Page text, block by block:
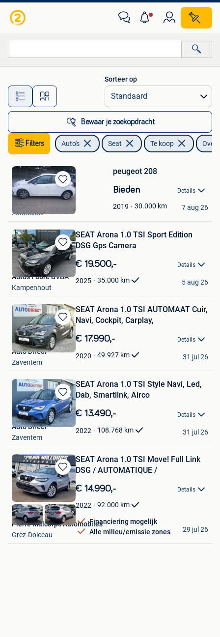
Alle afstanden…
Sorteer op
Bewaar je zoekopdracht
Filters Auto's Seat Te koop
Bewaren
in
Favorieten
peugeot 208
Bieden Details
2019 30.000 km
salvin en sarah
Zoutleeuw
7 aug 26
Bewaren
in
Mijn
Favorieten
SEAT Arona 1.0 TSI Sport Edition
DSG Gps Camera
€ 19.500,- Details
2025 35.000 km
Auto's Fabre BVBA
Kampenhout
5 aug 26
Bewaren
in
Mijn
Favorieten
SEAT Arona 1.0 TSI AUTOMAAT Cuir,
Navi, Cockpit, Carplay,
€ 17.990,- Details
2020 49.927 km
Auto Direct
Zaventem
31 jul 26
Bewaren
in
Mijn
Favorieten
SEAT Arona 1.0 TSI Style Navi, Led,
Dab, Smartlink, Airco
€ 13.490,- Details
2022 108.768 km
Auto Direct
Zaventem
31 jul 26
Bewaren
in
Mijn
Favorieten
SEAT Arona 1.0 TSI Move! Full Link
DSG / AUTOMATIQUE /
€ 14.990,- Details
2022 92.000 km
Financiering mogelijk
Alle milieu/emissie zones
Pierre Malcorps Automobiles
Grez-Doiceau
29 jul 26